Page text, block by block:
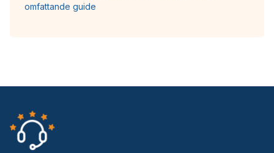
omfattande guide